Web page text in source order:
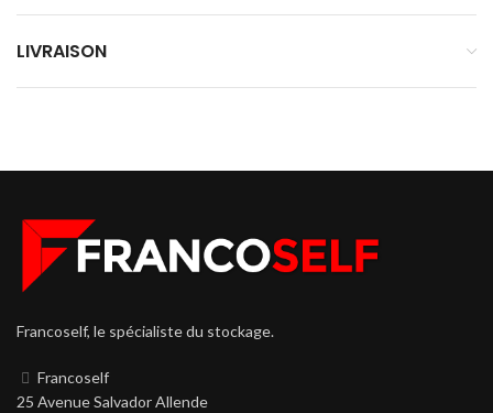
LIVRAISON
Francoself, le spécialiste du stockage.
Francoself
25 Avenue Salvador Allende